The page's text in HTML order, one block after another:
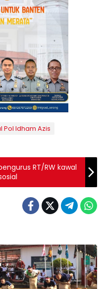
Pol Idham Azis
RT/RW kawal